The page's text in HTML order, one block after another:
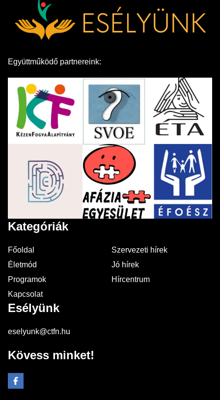
Együttműködő partnereink:
Kategóriák
Főoldal
Szervezeti hírek
Életmód
Jó hírek
Programok
Hírcentrum
Kapcsolat
Esélyünk
eselyunk@ctfn.hu
Kövess minket!